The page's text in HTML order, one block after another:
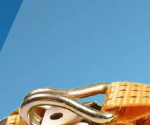
زنجير کڻڻ
۽ سنکنرن جي
مزاحمت